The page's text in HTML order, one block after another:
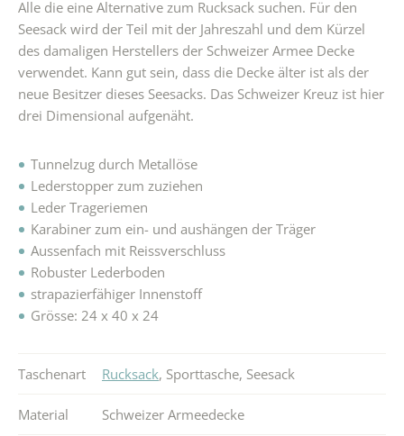
Alle die eine Alternative zum Rucksack suchen. Für den
Seesack wird der Teil mit der Jahreszahl und dem Kürzel
des damaligen Herstellers der Schweizer Armee Decke
verwendet. Kann gut sein, dass die Decke älter ist als der
neue Besitzer dieses Seesacks. Das Schweizer Kreuz ist hier
drei Dimensional aufgenäht.
Tunnelzug durch Metallöse
Lederstopper zum zuziehen
Leder Trageriemen
Karabiner zum ein- und aushängen der Träger
Aussenfach mit Reissverschluss
Robuster Lederboden
strapazierfähiger Innenstoff
Grösse: 24 x 40 x 24
Taschenart Rucksack, Sporttasche, Seesack
Material Schweizer Armeedecke